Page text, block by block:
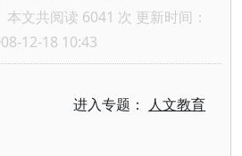
本文共阅读 6041 次 更新时间：
12-18 10:43
进入专题： 人文教育